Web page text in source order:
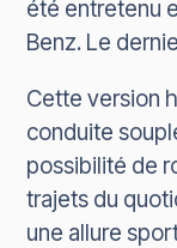
été entretenu
Benz. Le
Cette version
conduite
possibilité de
trajets du
une allure